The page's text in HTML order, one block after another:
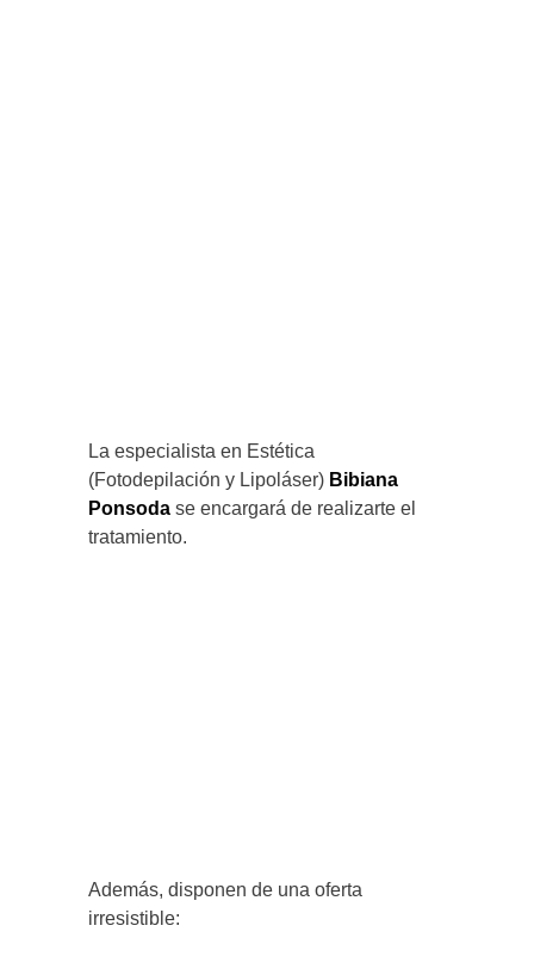
La especialista en Estética
(Fotodepilación y Lipoláser) Bibiana
Ponsoda se encargará de realizarte el
tratamiento.
Además, disponen de una oferta
irresistible: